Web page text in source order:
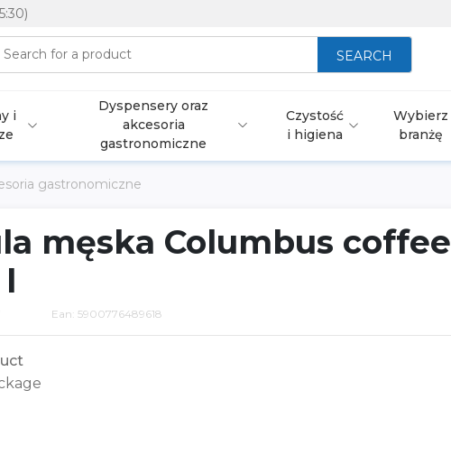
SEARCH
i
Dyspensery oraz
akcesoria
gastronomiczne
Czystość
i higiena
Wybierz
branżę
gastronomiczne
męska Columbus coffee
Ean: 5900776489618